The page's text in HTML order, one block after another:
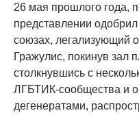
26 мая прошлого года,
представлении
союзах, легализующий
Гражулис, покинув зал
столкнувшись с
ЛГБТИК-сообщества и
дегенератами,